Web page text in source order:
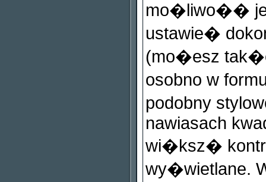
mo�liwo��
ustawie�
(mo�esz
osobno w
podobny
nawiasach
wi�ksz�
wy�wietlane.